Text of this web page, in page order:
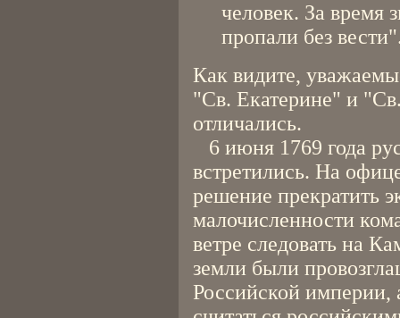
человек. За время
пропали без
Как видите,
"Св. Екатерине" и
отличались.
6 июня 1769 года
встретились. На
решение прекратить
малочисленности
ветре следовать на
земли были
Российской империи,